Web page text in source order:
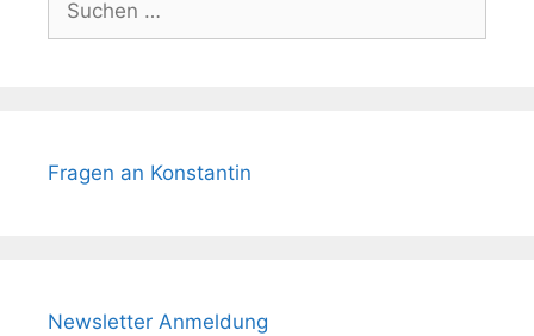
nach:
Fragen an Konstantin
Newsletter Anmeldung